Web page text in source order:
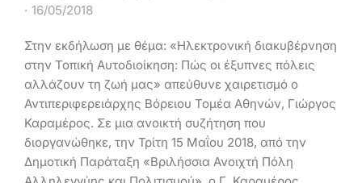
16/05/2018
Στην εκδήλωση με θέμα: «Ηλεκτρονική διακυβέρνηση
στην Τοπική Αυτοδιοίκηση: Πώς οι έξυπνες πόλεις
αλλάζουν τη ζωή μας» απεύθυνε χαιρετισμό ο
Αντιπεριφερειάρχης Βόρειου Τομέα Αθηνών, Γιώργος
Καραμέρος. Σε μια ανοικτή συζήτηση που
διοργανώθηκε, την Τρίτη 15 Μαΐου 2018, από την
Δημοτική Παράταξη «Βριλήσσια Ανοιχτή Πόλη